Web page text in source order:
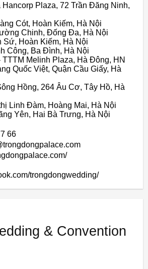
Plaza, 72 Trần Đăng Ninh,
Cót, Hoàn Kiếm, Hà Nội
Chinh, Đống Đa, Hà Nội
Sứ, Hoàn Kiếm, Hà Nội
Công, Ba Đình, Hà Nội
Melinh Plaza, Hà Đông, HN
Quốc Việt, Quận Cầu Giấy, Hà
Hồng, 264 Âu Cơ, Tây Hồ, Hà
Linh Đàm, Hoàng Mai, Hà Nội
Yên, Hai Bà Trưng, Hà Nội
66
trongdongwedding/
& Convention